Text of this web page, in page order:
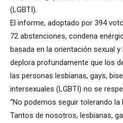
(LGBTI).
El informe, adoptado por 394
72 abstenciones, condena
basada en la orientación sexual
deplora profundamente que los
las personas lesbianas, gays,
intersexuales (LGBTI) no se
“No podemos seguir tolerando
Tantos de nosotros, lesbianas,